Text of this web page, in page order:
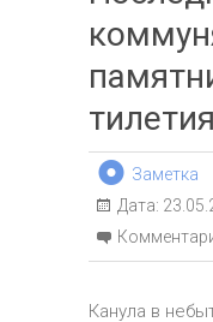
Заметка
Дата:
Канула в